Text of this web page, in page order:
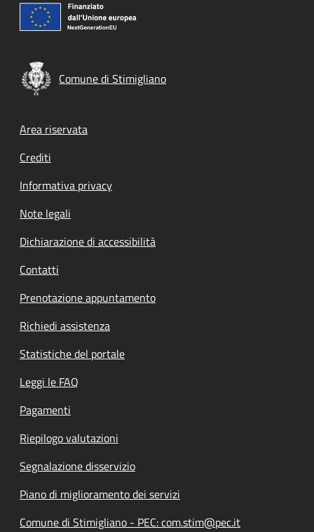
Comune di Stimigliano
Footer menu
Area riservata
Crediti
Informativa privacy
Note legali
Dichiarazione di accessibilità
Contatti
Prenotazione appuntamento
Richiedi assistenza
Statistiche del portale
Leggi le FAQ
Pagamenti
Riepilogo valutazioni
Segnalazione disservizio
Piano di miglioramento dei servizi
Comune di Stimigliano - PEC: com.stim@pec.it